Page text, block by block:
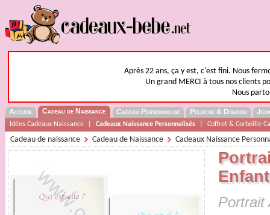
Après 22 ans, ça y est, c'est fini. Nous
Un grand MERCI à tous nos clients
Nous
Accueil Cadeau de Naissance Cadeau Personnalisé Peluche & Doudou
Idées Cadeaux Naissance Cadeaux Naissance Personnalisés Coffret & Corbeille
Cadeau de naissance Cadeau de Naissance Cadeaux Naissance
Enfant
Portrait